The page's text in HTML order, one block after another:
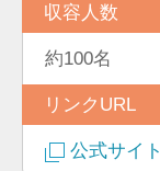
収容人数
約100名
リンクURL
公式サイト